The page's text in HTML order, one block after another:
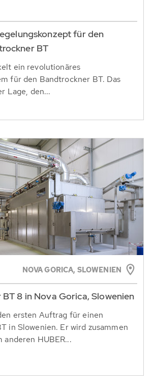
für den
BT
ein revolutionäres
für den Bandtrockner BT. Das
Lage, den...
NOVA GORICA, SLOWENIEN
8 in Nova Gorica, Slowenien
ersten Auftrag für einen
in Slowenien. Er wird zusammen
anderen HUBER...